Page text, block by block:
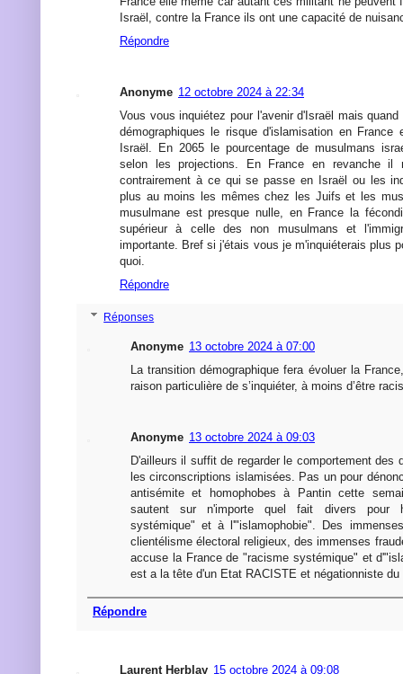
Israël, contre la France ils ont une capacité de
Répondre
Anonyme 12 octobre 2024 à 22:34
Vous vous inquiétez pour l'avenir d'Israël mais
démographiques le risque d'islamisation en
Israël. En 2065 le pourcentage de musulmans
selon les projections. En France en revanche il
contrairement à ce qui se passe en Israël ou les
plus au moins les mêmes chez les Juifs et les
musulmane est presque nulle, en France la
supérieur à celle des non musulmans et
importante. Bref si j'étais vous je m'inquiéterais plus
quoi.
Répondre
Réponses
Anonyme 13 octobre 2024 à 07:00
La transition démographique fera évoluer la
raison particulière de s’inquiéter, à moins d’être
Anonyme 13 octobre 2024 à 09:03
D'ailleurs il suffit de regarder le comportement des
les circonscriptions islamisées. Pas un pour
antisémite et homophobes à Pantin cette
sautent sur n'importe quel fait divers pour
systémique" et à l'"islamophobie". Des
clientélisme électoral religieux, des immenses
accuse la France de "racisme systémique" et
est a la tête d'un Etat RACISTE et négationniste du
Répondre
Laurent Herblay 15 octobre 2024 à 09:08